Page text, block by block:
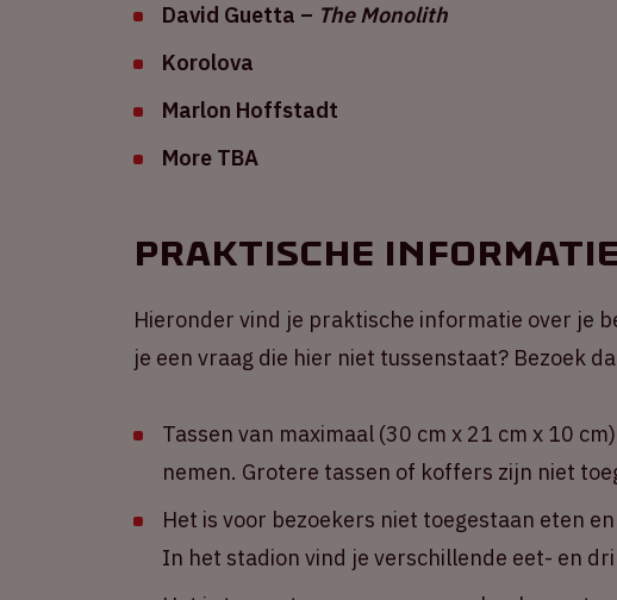
David Guetta – The Monolith
Korolova
Marlon Hoffstadt
More TBA
Praktische informatie
Hieronder vind je praktische informatie over je
je een vraag die hier niet tussenstaat? Bezoek
Tassen van maximaal (30 cm x 21 cm x 10
nemen. Grotere tassen of koffers zijn niet
Het is voor bezoekers niet toegestaan eten
In het stadion vind je verschillende eet- en